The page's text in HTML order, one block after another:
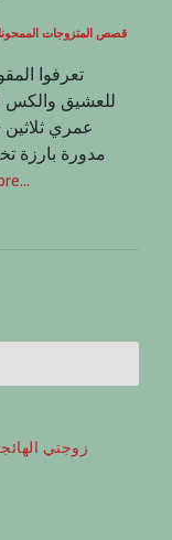
قصص المتزوجات
للعشيق والكس
عمري
مدورة بارزة
زوجتي